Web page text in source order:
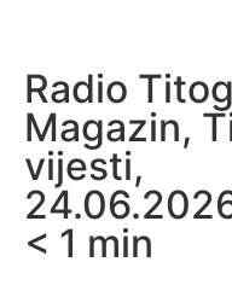
Radio
Magazin,
vijesti,
< 1 min